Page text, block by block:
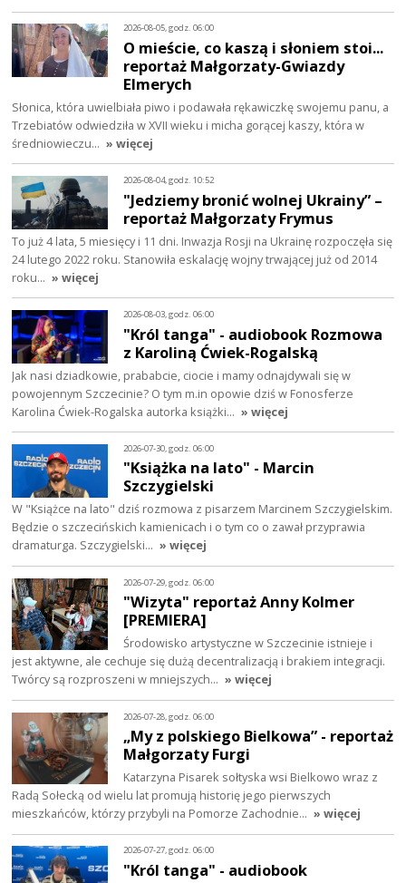
2026-08-05, godz. 06:00
O mieście, co kaszą i słoniem stoi...
reportaż Małgorzaty-Gwiazdy
Elmerych
Słonica, która uwielbiała piwo i podawała rękawiczkę swojemu panu, a
Trzebiatów odwiedziła w XVII wieku i micha gorącej kaszy, która w
średniowieczu… » więcej
2026-08-04, godz. 10:52
"Jedziemy bronić wolnej Ukrainy” –
reportaż Małgorzaty Frymus
To już 4 lata, 5 miesięcy i 11 dni. Inwazja Rosji na Ukrainę rozpoczęła się
24 lutego 2022 roku. Stanowiła eskalację wojny trwającej już od 2014
roku… » więcej
2026-08-03, godz. 06:00
"Król tanga" - audiobook Rozmowa
z Karoliną Ćwiek-Rogalską
Jak nasi dziadkowie, prababcie, ciocie i mamy odnajdywali się w
powojennym Szczecinie? O tym m.in opowie dziś w Fonosferze
Karolina Ćwiek-Rogalska autorka książki… » więcej
2026-07-30, godz. 06:00
"Książka na lato" - Marcin
Szczygielski
W "Książce na lato" dziś rozmowa z pisarzem Marcinem Szczygielskim.
Będzie o szczecińskich kamienicach i o tym co o zawał przyprawia
dramaturga. Szczygielski… » więcej
2026-07-29, godz. 06:00
"Wizyta" reportaż Anny Kolmer
[PREMIERA]
Środowisko artystyczne w Szczecinie istnieje i
jest aktywne, ale cechuje się dużą decentralizacją i brakiem integracji.
Twórcy są rozproszeni w mniejszych… » więcej
2026-07-28, godz. 06:00
„My z polskiego Bielkowa” - reportaż
Małgorzaty Furgi
Katarzyna Pisarek sołtyska wsi Bielkowo wraz z
Radą Sołecką od wielu lat promują historię jego pierwszych
mieszkańców, którzy przybyli na Pomorze Zachodnie… » więcej
2026-07-27, godz. 06:00
"Król tanga" - audiobook